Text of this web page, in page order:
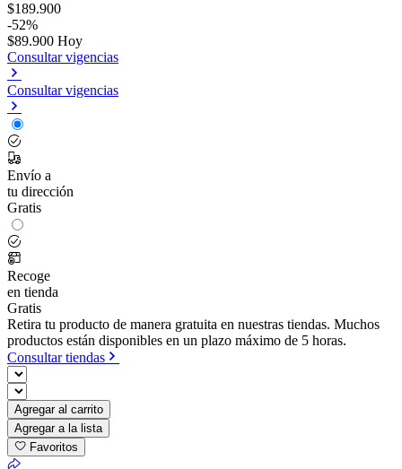
$189.900
-52%
$89.900 Hoy
Consultar vigencias
Consultar vigencias
Envío a
tu dirección
Gratis
Recoge
en tienda
Gratis
Retira tu producto de manera gratuita en nuestras tiendas. Muchos
productos están disponibles en un plazo máximo de 5 horas.
Consultar tiendas
Agregar al carrito
Agregar a la lista
Favoritos